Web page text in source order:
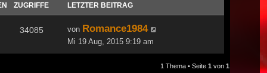
ZUGRIFFE LETZTER BEITRAG
34085 von Romance1984
Mi 19 Aug, 2015 9:19 am
1 Thema • Seite 1 von 1